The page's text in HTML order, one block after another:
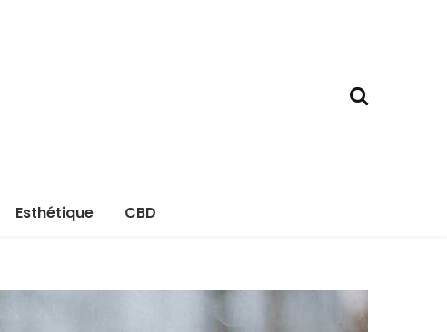
Esthétique CBD